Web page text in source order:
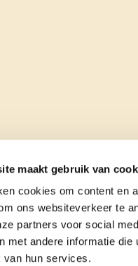
maakt gebruik van
cookies om content en
ons websiteverkeer te
partners voor social
met andere informatie
van hun services.